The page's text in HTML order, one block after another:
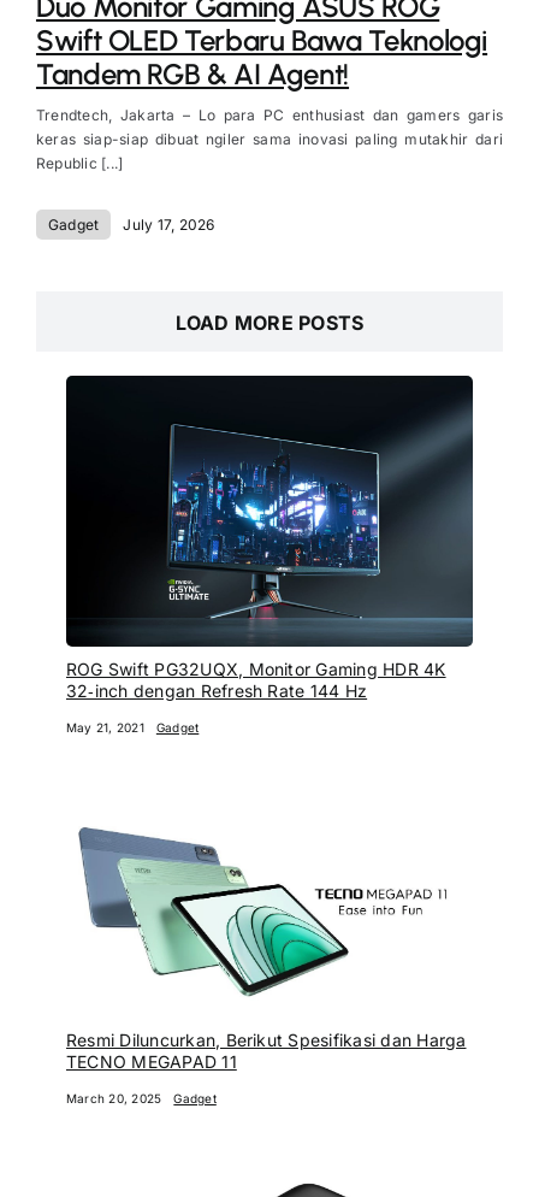
Swift OLED Terbaru Bawa Teknologi
Tandem RGB & AI Agent!
Trendtech, Jakarta – Lo para PC enthusiast dan gamers garis
keras siap-siap dibuat ngiler sama inovasi paling mutakhir dari
Republic [...]
Gadget July 17, 2026
LOAD MORE POSTS
ROG Swift PG32UQX, Monitor Gaming HDR 4K
32‑inch dengan Refresh Rate 144 Hz
May 21, 2021 Gadget
Resmi Diluncurkan, Berikut Spesifikasi dan Harga
TECNO MEGAPAD 11
March 20, 2025 Gadget